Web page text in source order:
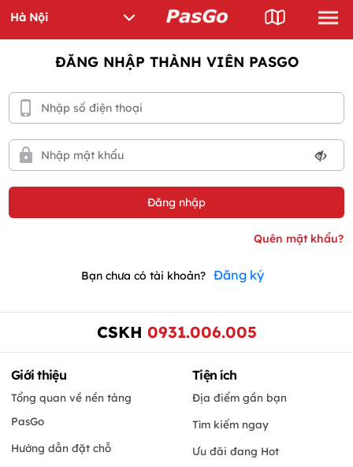
ĐĂNG NHẬP THÀNH VIÊN PASGO
Bạn chưa có tài khoản? Đăng ký
CSKH 0931.006.005
Giới thiệu
Tổng quan về nền tảng
PasGo
Hướng dẫn đặt chỗ
Tiện ích
Địa điểm gần bạn
Tìm kiếm ngay
Ưu đãi đang Hot